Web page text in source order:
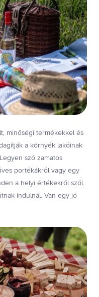
minőségi termékekkel és
a környék lakóinak
szó zamatos
portékákról vagy egy
a helyi értékekről szól.
indulnál. Van egy jó